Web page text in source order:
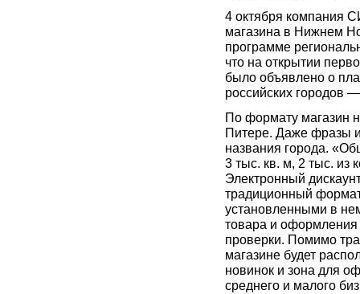
4 октября компания
магазина в Нижнем
программе
что на открытии
было объявлено о
российских городов
По формату магазин
Питере. Даже фразы
названия города.
3 тыс. кв. м, 2 тыс. из
Электронный
традиционный
установленными в
товара и оформления
проверки. Помимо
магазине будет
новинок и зона для
среднего и малого